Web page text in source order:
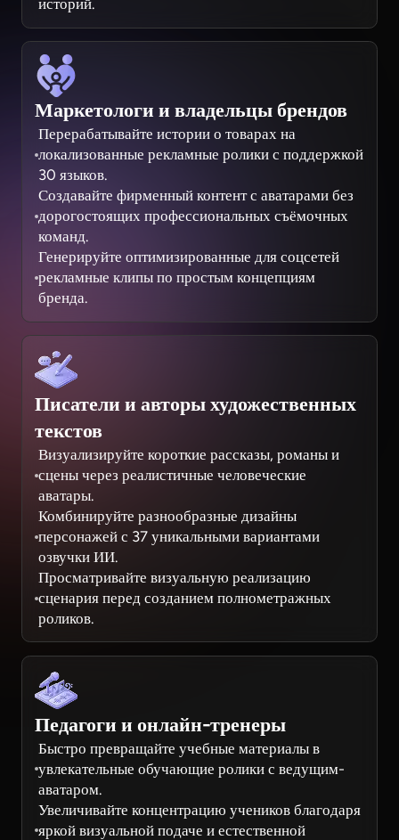
историй.
Маркетологи и владельцы брендов
Перерабатывайте истории о товарах на
локализованные рекламные ролики с поддержкой
30 языков.
Создавайте фирменный контент с аватарами без
дорогостоящих профессиональных съёмочных
команд.
Генерируйте оптимизированные для соцсетей
рекламные клипы по простым концепциям
бренда.
Писатели и авторы художественных
текстов
Визуализируйте короткие рассказы, романы и
сцены через реалистичные человеческие
аватары.
Комбинируйте разнообразные дизайны
персонажей с 37 уникальными вариантами
озвучки ИИ.
Просматривайте визуальную реализацию
сценария перед созданием полнометражных
роликов.
Педагоги и онлайн-тренеры
Быстро превращайте учебные материалы в
увлекательные обучающие ролики с ведущим-
аватаром.
Увеличивайте концентрацию учеников благодаря
яркой визуальной подаче и естественной